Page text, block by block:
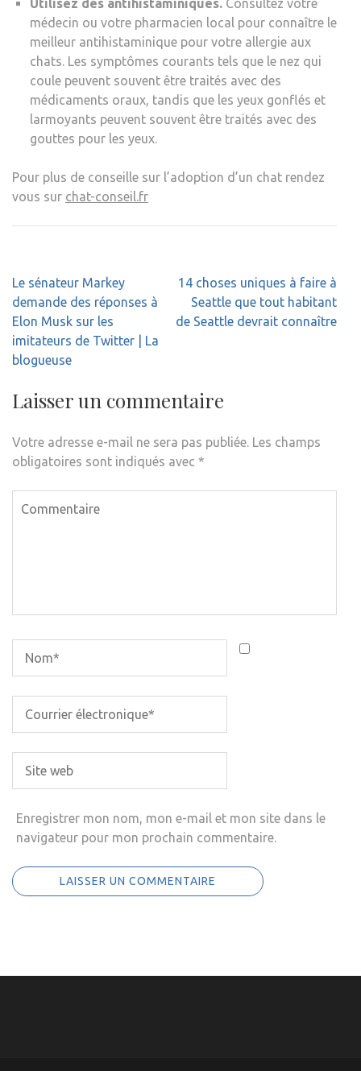
Utilisez des antihistaminiques. Consultez votre
médecin ou votre pharmacien local pour connaître le
meilleur antihistaminique pour votre allergie aux
chats. Les symptômes courants tels que le nez qui
coule peuvent souvent être traités avec des
médicaments oraux, tandis que les yeux gonflés et
larmoyants peuvent souvent être traités avec des
gouttes pour les yeux.
Pour plus de conseille sur l’adoption d’un chat rendez
vous sur chat-conseil.fr
Navigation
de
l’article
Le sénateur Markey
demande des réponses à
Elon Musk sur les
imitateurs de Twitter | La
blogueuse
14 choses uniques à faire à
Seattle que tout habitant
de Seattle devrait connaître
Laisser un commentaire
Votre adresse e-mail ne sera pas publiée. Les champs
obligatoires sont indiqués avec *
Enregistrer mon nom, mon e-mail et mon site dans le
navigateur pour mon prochain commentaire.